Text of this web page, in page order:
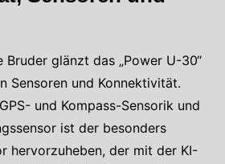
Bruder glänzt das „Power U-30“
Sensoren und Konnektivität.
und Kompass-Sensorik und
ist der besonders
hervorzuheben, der mit der KI-